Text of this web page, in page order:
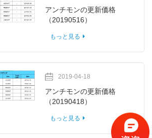
アンチモンの更新価格
（20190516）
もっと見る
2019-04-18
アンチモンの更新価格
（20190418）
もっと見る